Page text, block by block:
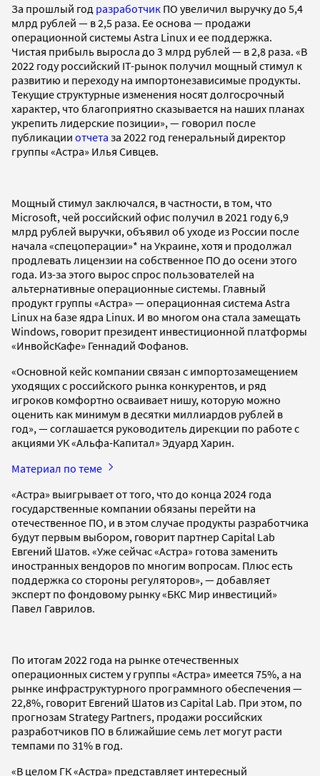
За прошлый год разработчик ПО увеличил выручку до 5,4
млрд рублей — в 2,5 раза. Ее основа — продажи
операционной системы Astra Linux и ее поддержка.
Чистая прибыль выросла до 3 млрд рублей — в 2,8 раза. «В
2022 году российский IT-рынок получил мощный стимул к
развитию и переходу на импортонезависимые продукты.
Текущие структурные изменения носят долгосрочный
характер, что благоприятно сказывается на наших планах
укрепить лидерские позиции», — говорил после
публикации отчета за 2022 год генеральный директор
группы «Астра» Илья Сивцев.
Мощный стимул заключался, в частности, в том, что
Microsoft, чей российский офис получил в 2021 году 6,9
млрд рублей выручки, объявил об уходе из России после
начала «спецоперации»* на Украине, хотя и продолжал
продлевать лицензии на собственное ПО до осени этого
года. Из-за этого вырос спрос пользователей на
альтернативные операционные системы. Главный
продукт группы «Астра» — операционная система Astra
Linux на базе ядра Linux. И во многом она стала замещать
Windows, говорит президент инвестиционной платформы
«ИнвойсКафе» Геннадий Фофанов.
«Основной кейс компании связан с импортозамещением
уходящих с российского рынка конкурентов, и ряд
игроков комфортно осваивает нишу, которую можно
оценить как минимум в десятки миллиардов рублей в
год», — соглашается руководитель дирекции по работе с
акциями УК «Альфа-Капитал» Эдуард Харин.
Материал по теме
«Астра» выигрывает от того, что до конца 2024 года
государственные компании обязаны перейти на
отечественное ПО, и в этом случае продукты разработчика
будут первым выбором, говорит партнер Capital Lab
Евгений Шатов. «Уже сейчас «Астра» готова заменить
иностранных вендоров по многим вопросам. Плюс есть
поддержка со стороны регуляторов», — добавляет
эксперт по фондовому рынку «БКС Мир инвестиций»
Павел Гаврилов.
По итогам 2022 года на рынке отечественных
операционных систем у группы «Астра» имеется 75%, а на
рынке инфраструктурного программного обеспечения —
22,8%, говорит Евгений Шатов из Capital Lab. При этом, по
прогнозам Strategy Partners, продажи российских
разработчиков ПО в ближайшие семь лет могут расти
темпами по 31% в год.
«В целом ГК «Астра» представляет интересный